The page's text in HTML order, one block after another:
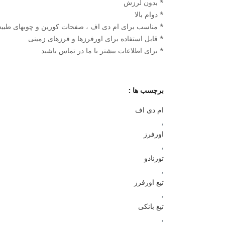
* بدون لرزش
* دوام بالا
* مناسب برای ام دی اف ، صفحات کورین و چوبهای
* قابل استفاده برای اورفرزها و فرزهای زمینی
* برای اطلاعات بیشتر با ما در تماس باشید
برچسب ها :
ام دی اف
,
اورفرز
,
تورنادو
,
تیغ اورفرز
,
تیغ بانکی
,